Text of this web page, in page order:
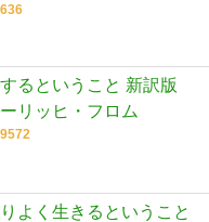
636
るということ 新訳版
リッヒ・フロム
9572
よく生きるということ